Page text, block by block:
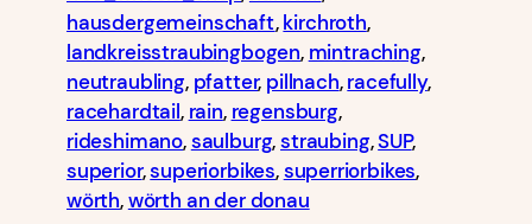
hausdergemeinschaft, kirchroth,
landkreisstraubingbogen, mintraching,
neutraubling, pfatter, pillnach, racefully,
racehardtail, rain, regensburg,
rideshimano, saulburg, straubing, SUP,
superior, superiorbikes, superriorbikes
wörth, wörth an der donau